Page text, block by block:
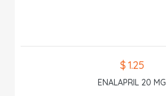
$ 1.25
ENALAPRIL 20 MG